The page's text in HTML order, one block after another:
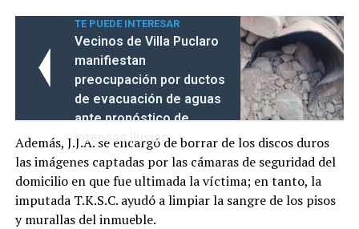
TE PUEDE INTERESAR
Vecinos de Villa Puclaro
manifiestan
preocupación por ductos
de evacuación de aguas
ante pronóstico de
intensas lluvias
Además, J.J.A. se encargó de borrar de los discos duros
las imágenes captadas por las cámaras de seguridad del
domicilio en que fue ultimada la víctima; en tanto, la
imputada T.K.S.C. ayudó a limpiar la sangre de los pisos
y murallas del inmueble.